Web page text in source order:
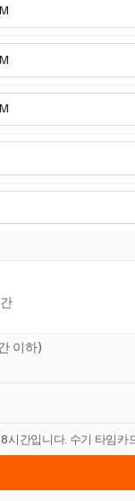
이하)
시간입니다. 수기 타임카